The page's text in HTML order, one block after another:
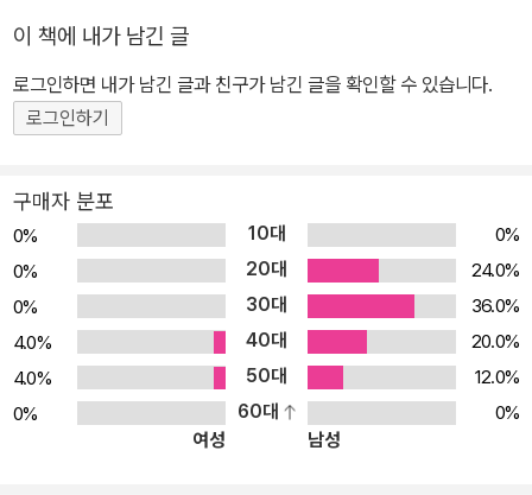
현한 전문 경험을 담아, 프로덕션 레벨에서 파이썬을 파이썬답게 쓰
기 위해 알아야 할 모든 것을 망라한 지침서다. 전문 파이썬 프로그래
머라면 꼭 알아야 할 애플리케이션 구축, 유지보수, 패키징, 배포 방법
을 자세히 살펴보고, 베스트 프랙티스, 유용한 도구, 표준을 배울 수
인 요소들에 초점을 맞춘다. 생산성 도구, 현대적인 환경, 최신 파이썬
릴리스에서 도입된 새로운 구문 요소들을 살펴본다. 서로 다른 디펜
던시들로 구성된 복잡한 환경을 세팅하는 우아한 방법부터 딕셔너리
병합, zoneinfo, 구조적 패턴 매칭 등 최신 파이썬 피처까지, 특히 다
른 언어에서 파이썬으로 전향하는 개발자가 모던 파이썬 개발의 세계
에 안착하는 데 도움을 준다. 5~9장에서는 디자인 패턴, 프로그래밍
패러다임, 메타프로그래밍 기법에 관해 살펴본다. 작은 규모의 예제
프로그램을 구현해보고 애플리케이션 아키텍처에 대해서도 깊이 다
이 책에 내가 남긴 글
로그인하면 내가 남긴 글과 친구가 남긴 글을 확인할 수 있습니다.
로그인하기
구매자 분포
0% 10대
0%
0%
20대
24.0%
0%
30대
36.0%
4.0%
40대
20.0%
4.0%
50대
12.0%
0%
60대
0%
여성
남성